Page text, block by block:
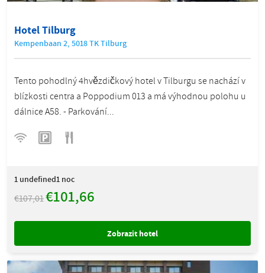
Hotel Tilburg
Kempenbaan 2, 5018 TK Tilburg
Tento pohodlný 4hvězdičkový hotel v Tilburgu se nachází v
blízkosti centra a Poppodium 013 a má výhodnou polohu u
dálnice A58. - Parkování...
1 undefined1 noc
€107,01€101,66
Zobrazit hotel